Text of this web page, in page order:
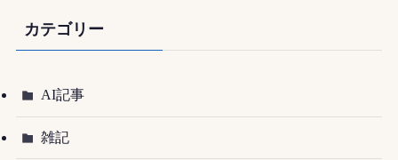
カテゴリー
AI記事
雑記